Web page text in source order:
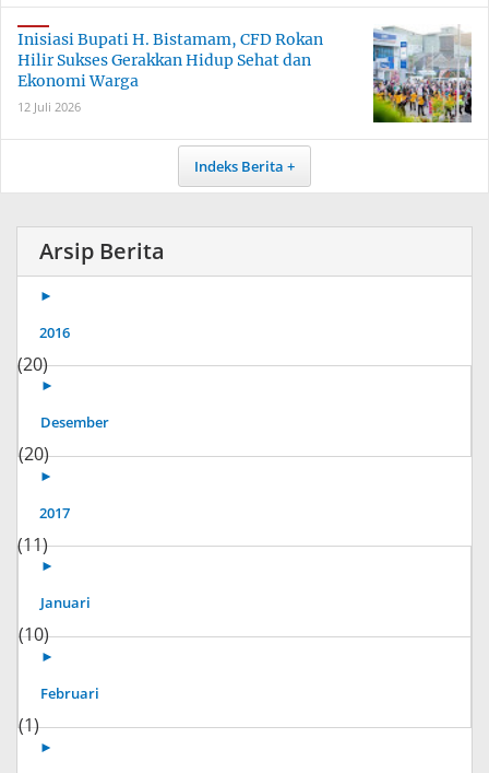
Inisiasi Bupati H. Bistamam, CFD Rokan
Hilir Sukses Gerakkan Hidup Sehat dan
Ekonomi Warga
12 Juli 2026
Indeks Berita
Arsip Berita
►
2016
(20)
►
Desember
(20)
►
2017
(11)
►
Januari
(10)
►
Februari
(1)
►